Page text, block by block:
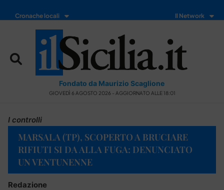
Cronache locali Il Network
Fondato da Maurizio Scaglione
GIOVEDÌ 6 AGOSTO 2026 - AGGIORNATO ALLE 18:01
I controlli
MARSALA (TP), SCOPERTO A BRUCIARE
RIFIUTI SI DA ALLA FUGA: DENUNCIATO
UN VENTUNENNE
Redazione